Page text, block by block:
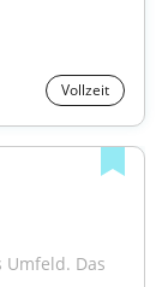
Vollzeit
Das